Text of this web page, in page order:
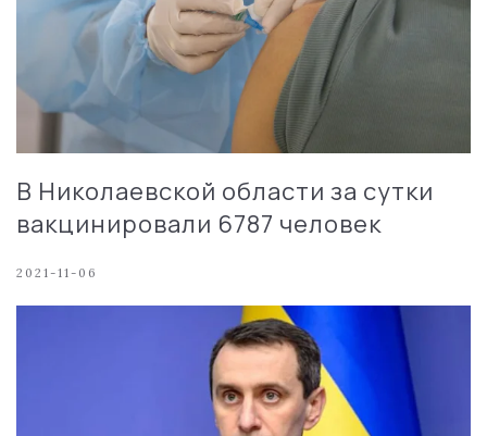
В Николаевской области за сутки
вакцинировали 6787 человек
2021-11-06